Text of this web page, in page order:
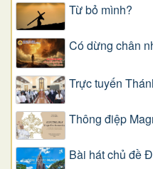
Từ bỏ mình?
Có dừng chân
Trực tuyến
Thông điệp
Bài hát chủ đề